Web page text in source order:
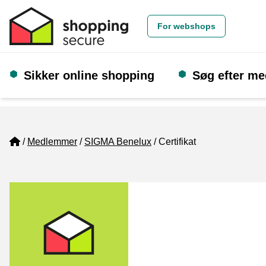
For webshops
Sikker online shopping Søg efter
Home
Medlemmer SIGMA Benelux Certifikat